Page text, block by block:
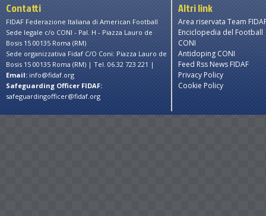
Contatti
FIDAF Federazione Italiana di American Football
Sede legale c/o CONI - Pal. H - Piazza Lauro de
Bosis 15 00135 Roma (RM)
Sede organizzativa Fidaf C/O Coni: Piazza Lauro de
Bosis 15 00135 Roma (RM) | Tel. 06.32 723 221 |
Email: info@fidaf.org
Safeguarding Officer FIDAF:
safeguardingofficer@fidaf.org
Altri link
Area riservata Team
Enciclopedia del Football
CONI
Antidoping CONI
Feed Rss News FIDAF
Privacy Policy
Cookie Policy